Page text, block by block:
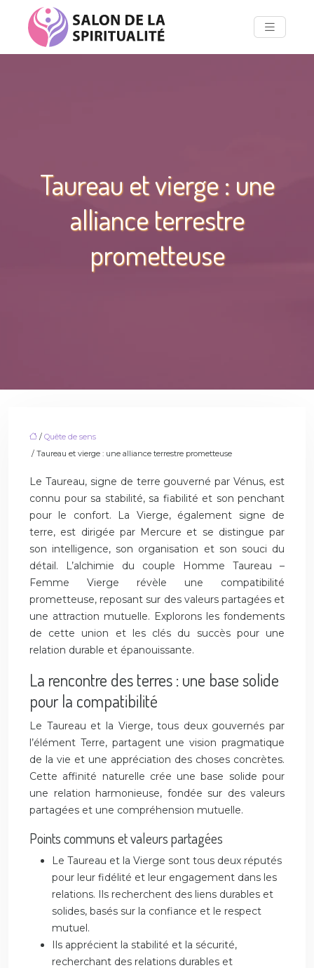
Taureau et vierge : une
alliance terrestre
prometteuse
/ Quête de sens
/ Taureau et vierge : une alliance terrestre prometteuse
Le Taureau, signe de terre gouverné par Vénus, est
connu pour sa stabilité, sa fiabilité et son penchant
pour le confort. La Vierge, également signe de
terre, est dirigée par Mercure et se distingue par
son intelligence, son organisation et son souci du
détail. L’alchimie du couple Homme Taureau –
Femme Vierge révèle une compatibilité
prometteuse, reposant sur des valeurs partagées et
une attraction mutuelle. Explorons les fondements
de cette union et les clés du succès pour une
relation durable et épanouissante.
La rencontre des terres : une base solide
pour la compatibilité
Le Taureau et la Vierge, tous deux gouvernés par
l’élément Terre, partagent une vision pragmatique
de la vie et une appréciation des choses concrètes.
Cette affinité naturelle crée une base solide pour
une relation harmonieuse, fondée sur des valeurs
partagées et une compréhension mutuelle.
Points communs et valeurs partagées
Le Taureau et la Vierge sont tous deux réputés
pour leur fidélité et leur engagement dans les
relations. Ils recherchent des liens durables et
solides, basés sur la confiance et le respect
mutuel.
Ils apprécient la stabilité et la sécurité,
recherchant des relations durables et